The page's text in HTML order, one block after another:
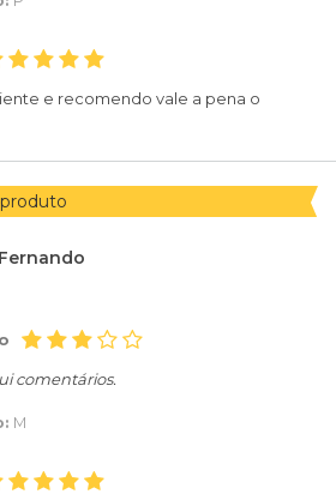
e recomendo vale a pena o
comentários.
M